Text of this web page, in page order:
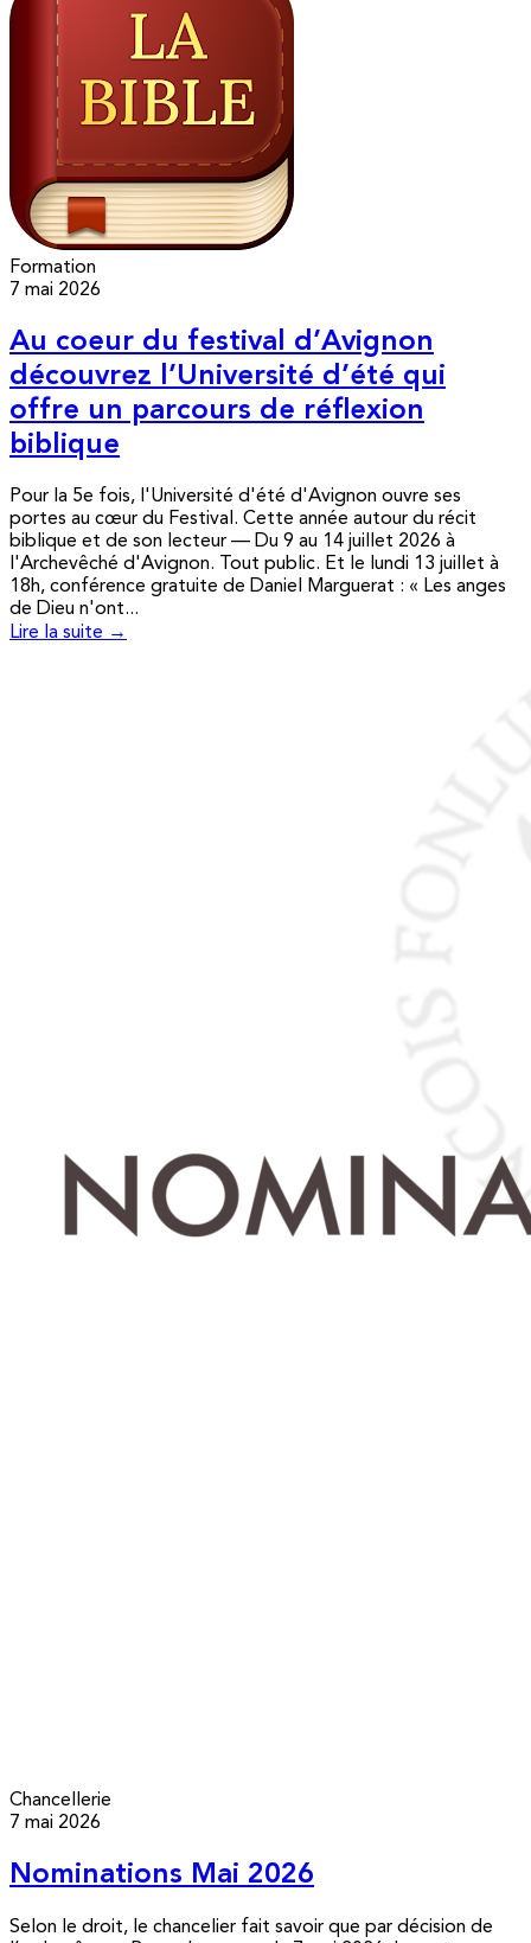
Formation
7 mai 2026
Au coeur du festival d’Avignon
découvrez l’Université d’été qui
offre un parcours de réflexion
biblique
Pour la 5e fois, l'Université d'été d'Avignon ouvre ses
portes au cœur du Festival. Cette année autour du récit
biblique et de son lecteur — Du 9 au 14 juillet 2026 à
l'Archevêché d'Avignon. Tout public. Et le lundi 13 juillet à
18h, conférence gratuite de Daniel Marguerat : « Les anges
de Dieu n'ont...
Lire la suite →
Chancellerie
7 mai 2026
Nominations Mai 2026
Selon le droit, le chancelier fait savoir que par décision de